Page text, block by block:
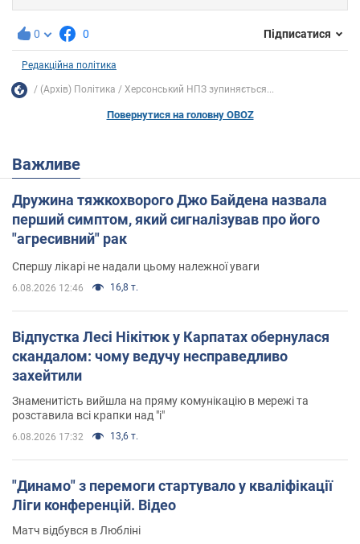
0 0 Підписатися
Редакційна політика
(Архів) Політика Херсонський НПЗ зупиняється...
Повернутися на головну OBOZ
Важливе
Дружина тяжкохворого Джо Байдена назвала
перший симптом, який сигналізував про його
"агресивний" рак
Спершу лікарі не надали цьому належної уваги
6.08.2026 12:46 16,8 т.
Відпустка Лесі Нікітюк у Карпатах обернулася
скандалом: чому ведучу несправедливо
захейтили
Знаменитість вийшла на пряму комунікацію в мережі та
розставила всі крапки над "і"
6.08.2026 17:32 13,6 т.
"Динамо" з перемоги стартувало у кваліфікації
Ліги конференцій. Відео
Матч відбувся в Любліні